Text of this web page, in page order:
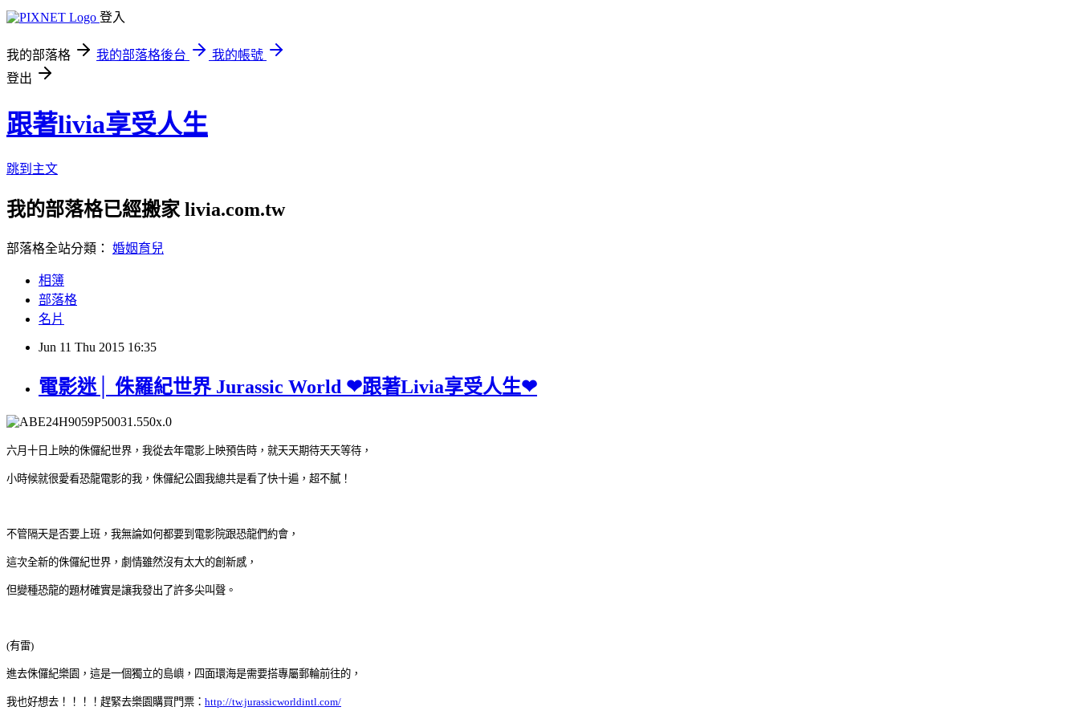
登入
我的部落格 我的部落格後台
我的帳號
登出
跟著livia享受人生
跳到主文
我的部落格已經搬家 livia.com.tw
部落格全站分類： 婚姻育兒
相簿
部落格
名片
Jun 11 Thu 2015 16:35
電影迷│ 侏羅紀世界 Jurassic World ❤跟著Livia享受人生❤
六月十日上映的侏儸紀世界，我從去年電影上映預告時，就天天期待天天等待，
小時候就很愛看恐龍電影的我，侏儸紀公園我總共是看了快十遍，超不膩！
不管隔天是否要上班，我無論如何都要到電影院跟恐龍們約會，
這次全新的侏儸紀世界，劇情雖然沒有太大的創新感，
但變種恐龍的題材確實是讓我發出了許多尖叫聲。
(有雷)
進去侏儸紀樂園，這是一個獨立的島嶼，四面環海是需要搭專屬郵輪前往的，
我也好想去！！！！ 趕緊去樂園購買門票： http://tw.jurassicworldintl.com/